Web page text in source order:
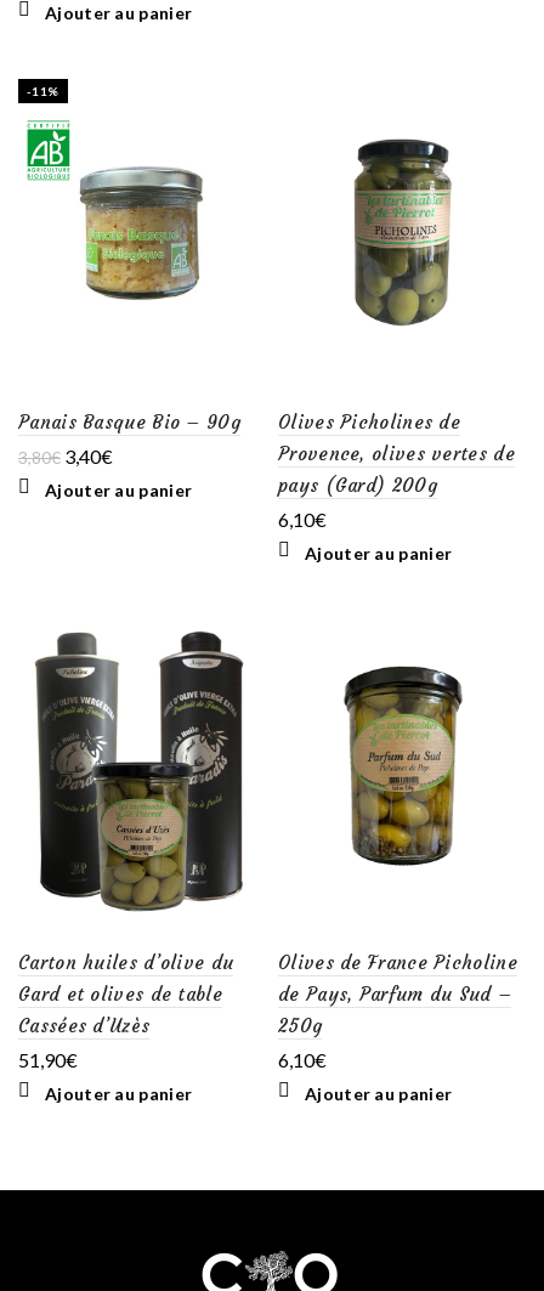
Ajouter au panier
-11%
Panais Basque Bio – 90g
3,80€ Le
initial
3,40€Le
actuel
Ajouter au panier
Olives Picholines de
Provence, olives vertes de
pays (Gard) 200g
6,10€
Ajouter au panier
Carton huiles d’olive du
Gard et olives de table
Cassées d’Uzès
51,90€
Ajouter au panier
Olives de France Picholine
de Pays, Parfum du Sud –
250g
6,10€
Ajouter au panier